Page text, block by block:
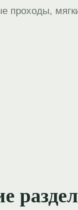
проходы,